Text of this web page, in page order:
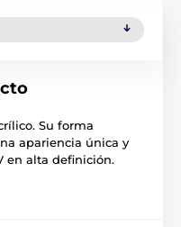
Su forma
apariencia única y
en alta definición.